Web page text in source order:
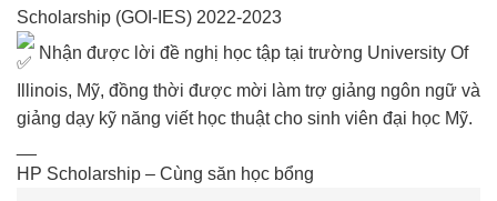
Scholarship (GOI-IES) 2022-2023
Nhận được lời đề nghị học tập tại trường University Of
Illinois, Mỹ, đồng thời được mời làm trợ giảng ngôn ngữ và
giảng dạy kỹ năng viết học thuật cho sinh viên đại học Mỹ.
HP Scholarship – Cùng săn học bổng